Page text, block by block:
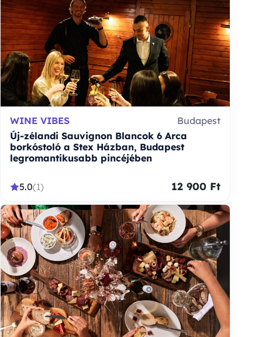
WINE VIBES
Budapest
Új-zélandi Sauvignon Blancok 6 Arca
borkóstoló a Stex Házban, Budapest
legromantikusabb pincéjében
5.0(1) 12 900 Ft